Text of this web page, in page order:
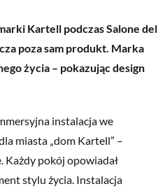
Kartell podczas Salone del
poza sam produkt. Marka
życia – pokazując design
instalacja we
miasta „dom Kartell” –
Każdy pokój opowiadał
stylu życia. Instalacja